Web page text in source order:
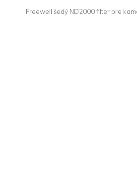
Freewell šedý ND2000 filter pre